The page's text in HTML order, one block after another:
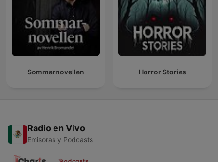
Sommarnovellen Horror Stories
Radio en Vivo
Emisoras y Podcasts